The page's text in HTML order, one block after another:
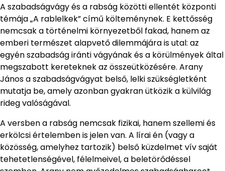
A szabadságvágy és a rabság közötti ellentét központi
témája „A rablelkek” című költeménynek. E kettősség
nemcsak a történelmi környezetből fakad, hanem az
emberi természet alapvető dilemmájára is utal: az
egyén szabadság iránti vágyának és a körülmények által
megszabott kereteknek az összeütközésére. Arany
János a szabadságvágyat belső, lelki szükségletként
mutatja be, amely azonban gyakran ütközik a külvilág
rideg valóságával.
A versben a rabság nemcsak fizikai, hanem szellemi és
erkölcsi értelemben is jelen van. A lírai én (vagy a
közösség, amelyhez tartozik) belső küzdelmet vív saját
tehetetlenségével, félelmeivel, a beletörődéssel